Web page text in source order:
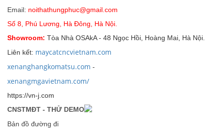
Email: noithathungphuc@gmail.com
Số 8, Phú Lương, Hà Đông, Hà Nội.
Showroom: Tòa Nhà OSAkA - 48 Ngọc Hồi, Hoàng Mai, Hà Nội.
Liên kết: maycatcncvietnam.com
xenanghangkomatsu.com -
xenangmgavietnam.com/
https://vn-j.com
CNSTMĐT - THỬ DEMO
Bản đồ đường đi